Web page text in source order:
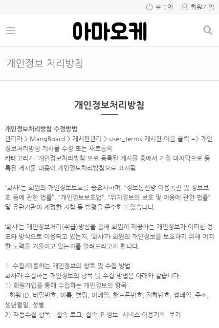
로그인 회원가입
개인정보 처리방침
개인정보처리방침
개인정보처리방침 수정방법
관리자 > MangBoard > 게시판관리 > user_terms 게시판 이름 클릭 => 개인
정보처리방침 게시물 수정 또는 새로등록
카테고리가 '개인정보처리방침'으로 등록된 게시물 중에서 가장 마지막으로 등
록된 게시물 내용이 개인정보처리방침으로 표시됨
'회사'는 회원의 개인정보보호를 중요시하며, “정보통신망 이용촉진 및 정보보
호 등에 관한 법률”, “개인정보보호법”, “위치정보의 보호 및 이용에 관한 법률”
및 유관기관이 제정한 지침 등 법령을 준수하고 있습니다.
‘회사’는 개인정보처리(취급)방침을 통해 회원이 제공하는 개인정보가 어떠한 용
도와 방식으로 이용되고 있는지, ‘회사’가 회원의 개인정보를 보호하기 위해 어떠
한 노력을 기울이고 있는지를 알려드리고자 합니다.
1. 수집/이용하는 개인정보의 항목 및 수집 방법
회사가 수집하는 개인정보의 항목 및 수집 방법은 아래와 같습니다.
1) 회원가입을 통해 수집하는 개인정보의 항목 :
- 회원 ID, 비밀번호, 이름, 별명, 이메일, 핸드폰번호, 전화번호, 썸네일, 주소,
생년월일, 성별
2) 자동수집 항목 : 접속 로그, 접속 IP 정보, 서비스 이용기록, 쿠키